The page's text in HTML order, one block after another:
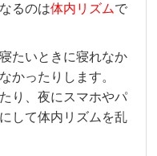
るのは体内リズムで
たいときに寝れなか
かったりします。
り、夜にスマホやパ
して体内リズムを乱